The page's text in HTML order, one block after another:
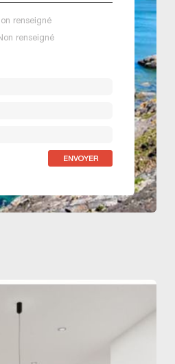
renseigné
renseigné